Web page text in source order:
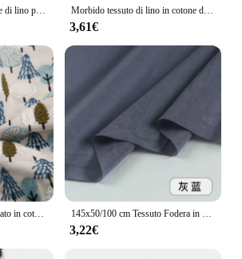
Panno in tessuto di cotone di lino per Patchwork Quilting Dot tessuti borse fai da te abbigliamento per bambini vestito materiali tessili per cucire fatti a mano Morbido tessuto di lino in cotone di bambù di seta, tinta unita per accappatoio, vestiti da Yoga, fodera in Gallus, sottile, T878
3,61€
45x125 cm Tessuto ricamato in cotone e lino Borsa fai da te Abbigliamento Tessuto cucito fatto a mano Patchwork 145x50/100 cm Tessuto Fodera in Puro Cotone Traspirante per Fodera di Gonna, Protezione Solare Abbigliamento Tende Tessuto Fatto a Mano Fai da Te W 300006
3,22€